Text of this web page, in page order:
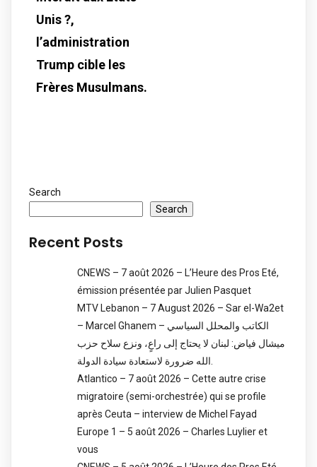
Unis ?,
l’administration
Trump cible les
Frères Musulmans.
Search
Search
Recent Posts
CNEWS – 7 août 2026 – L’Heure des Pros Eté,
émission présentée par Julien Pasquet
MTV Lebanon – 7 August 2026 – Sar el-Wa2et
– Marcel Ghanem – الكاتب والمحلل السياسي
ميشال فياض: لبنان لا يحتاج إلى راعٍ، ونزع سلاح حزب
Atlantico – 7 août 2026 – Cette autre crise
migratoire (semi-orchestrée) qui se profile
après Ceuta – interview de Michel Fayad
Europe 1 – 5 août 2026 – Charles Luylier et
vous